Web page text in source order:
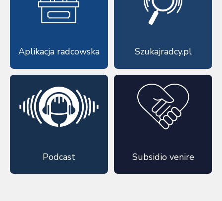
Aplikacja radcowska Szukajradcy.pl
Podcast Subsidio venire